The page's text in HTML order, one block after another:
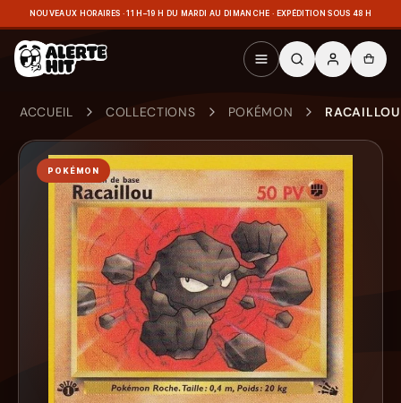
NOUVEAUX HORAIRES · 11 H–19 H DU MARDI AU DIMANCHE · EXPÉDITION SOUS 48 H
ACCUEIL COLLECTIONS POKÉMON
POKÉMON